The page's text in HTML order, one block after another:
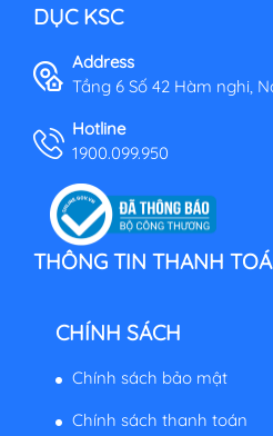
DỤC KSC
Address
Tầng 6 Số 42 Hàm nghi,
Hotline
1900.099.950
THÔNG TIN THANH
CHÍNH SÁCH
Chính sách bảo mật
Chính sách thanh toán